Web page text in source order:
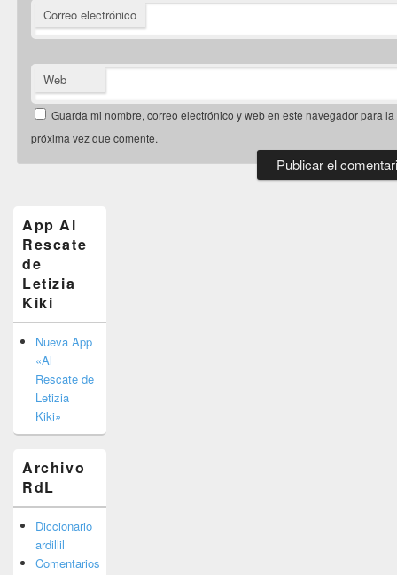
Correo electrónico
Web
Guarda mi nombre, correo electrónico y web en este navegador para la
próxima vez que comente.
widget
barra
lateral
primaria
App Al
Rescate
de
Letizia
Kiki
Nueva App
«Al
Rescate de
Letizia
Kiki»
Archivo
RdL
Diccionario
ardillil
Comentarios